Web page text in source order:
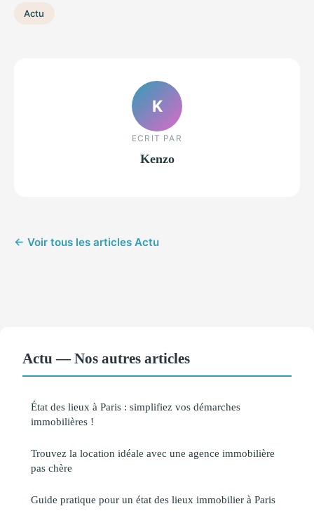
Actu
K
ECRIT PAR
Kenzo
← Voir tous les articles Actu
Actu — Nos autres articles
État des lieux à Paris : simplifiez vos démarches
immobilières !
Trouvez la location idéale avec une agence immobilière
pas chère
Guide pratique pour un état des lieux immobilier à Paris